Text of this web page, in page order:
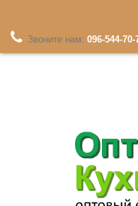
Звоните нам: 096-544-